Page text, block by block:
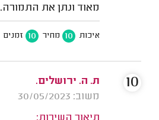
מאוד ונתן את התמורה.
איכות 10 מחיר 10 זמנים
ת. ה. ירושלים.
משוב: 30/05/2023
10